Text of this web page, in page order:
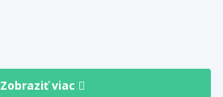
Zobraziť viac